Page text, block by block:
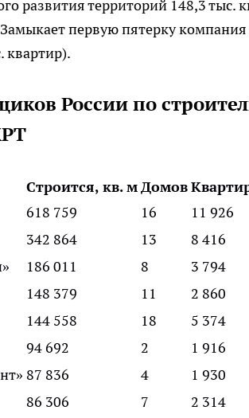
развития территорий 148,3 тыс.
первую пятерку компания
квартир).
России по
Строится, кв. мДомов
618 759 16
11 926
342 864 13
8 416
186 011 8
3 794
148 379 11
2 860
144 558 18
5 374
94 692 2
1 916
87 836 4
1 930
86 306 7
2 314